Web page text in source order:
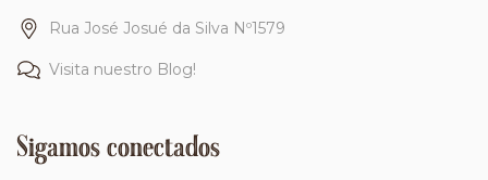
Rua José Josué da Silva Nº1579
Visita nuestro Blog!
Sigamos conectados